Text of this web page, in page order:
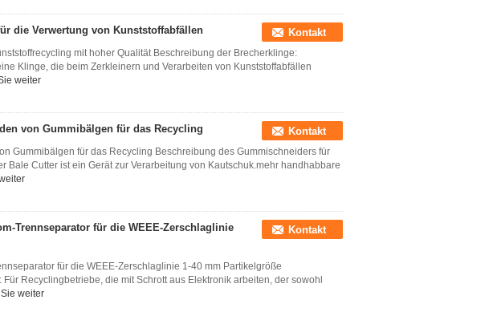
die Verwertung von Kunststoffabfällen Kontakt
mit hoher Qualität Beschreibung der Brecherklinge:
Klinge, die beim Zerkleinern und Verarbeiten von Kunststoffabfällen
weiter
von Gummibälgen für das Recycling Kontakt
Gummibälgen für das Recycling Beschreibung des Gummischneiders für
Bale Cutter ist ein Gerät zur Verarbeitung von Kautschuk.mehr handhabbare
Trennseparator für die WEEE-Zerschlaglinie
Kontakt
für die WEEE-Zerschlaglinie 1-40 mm Partikelgröße
Recyclingbetriebe, die mit Schrott aus Elektronik arbeiten, der sowohl
weiter